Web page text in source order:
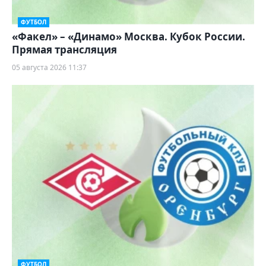
ФУТБОЛ
«Факел» – «Динамо» Москва. Кубок России.
Прямая трансляция
05 августа 2026 11:37
ФУТБОЛ